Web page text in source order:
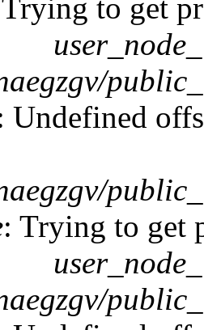
to get
Undefined
: Trying to get